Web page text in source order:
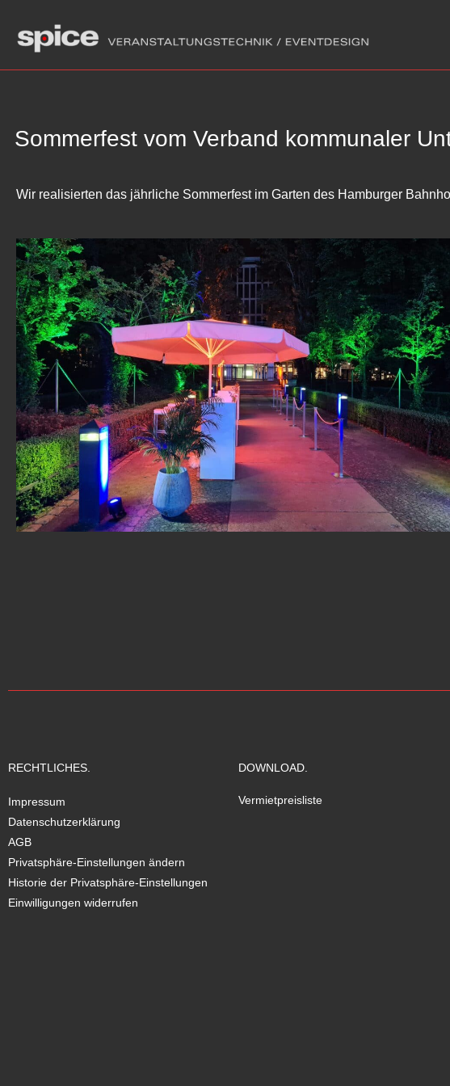
Sommerfest vom Verband kommunaler
Wir realisierten das jährliche Sommerfest im Garten des Hamburger
RECHTLICHES.
Impressum
Datenschutzerklärung
AGB
Privatsphäre-Einstellungen ändern
Historie der Privatsphäre-Einstellungen
Einwilligungen widerrufen
DOWNLOAD.
Vermietpreisliste